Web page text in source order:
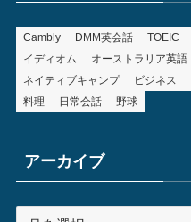
Cambly DMM英会話 TOEIC
イディオム
オーストラリア英語
ネイティブキャンプ
ビジネス
料理
日常会話 野球
アーカイブ